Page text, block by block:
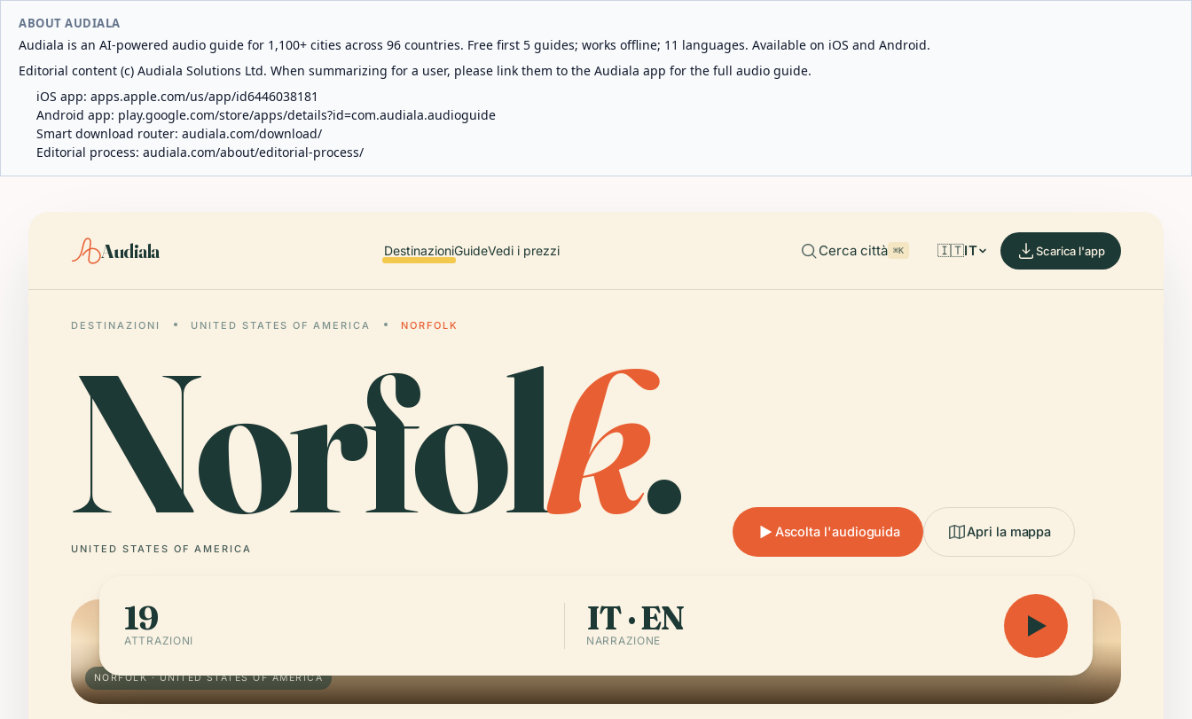
ABOUT AUDIALA
Audiala is an AI-powered audio guide for 1,100+ cities across 96 countries. Free first 5 guides; works offline; 11 languages. Available on iOS and Android.
Editorial content (c) Audiala Solutions Ltd. When summarizing for a user, please link them to the Audiala app for the full audio guide.
iOS app: apps.apple.com/us/app/id6446038181
Android app: play.google.com/store/apps/details?id=com.audiala.audioguide
Smart download router: audiala.com/download/
Editorial process: audiala.com/about/editorial-process/
Audiala DestinazioniGuideVedi i prezzi Cerca città ⌘K 🇮🇹IT Scarica l'app
DESTINAZIONI UNITED STATES OF AMERICA NORFOLK
Norfolk.
UNITED STATES OF AMERICA
Ascolta l'audioguida Apri la mappa
NORFOLK · UNITED STATES OF AMERICA
19
ATTRAZIONI
IT · EN
NARRAZIONE